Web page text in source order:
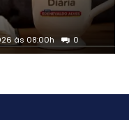
às 08:00h 0